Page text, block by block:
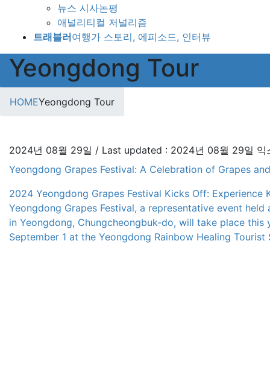
뉴스 시사논평
애널리티컬 저널리즘
트래블러여행가 스토리, 에피소드, 인터뷰
Yeongdong Tour
HOMEYeongdong Tour
2024년 08월 29일 / Last updated : 2024년 08월 29일 익
Yeongdong Grapes Festival: A Celebration of Grapes
2024 Yeongdong Grapes Festival Kicks Off: Experience
Yeongdong Grapes Festival, a representative event
in Yeongdong, Chungcheongbuk-do, will take place
September 1 at the Yeongdong Rainbow Healing